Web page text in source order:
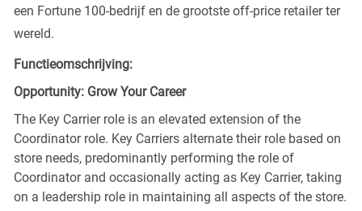
een Fortune 100-bedrijf en de grootste off-price retailer ter
wereld.
Functieomschrijving:
Opportunity: Grow Your Career
The Key Carrier role is an elevated extension of the
Coordinator role. Key Carriers alternate their role based on
store needs, predominantly performing the role of
Coordinator and occasionally acting as Key Carrier, taking
on a leadership role in maintaining all aspects of the store.